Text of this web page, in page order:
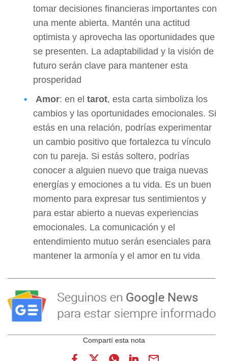
tomar decisiones financieras importantes con
una mente abierta. Mantén una actitud
optimista y aprovecha las oportunidades que
se presenten. La adaptabilidad y la visión de
futuro serán clave para mantener esta
prosperidad
Amor: en el tarot, esta carta simboliza los
cambios y las oportunidades emocionales. Si
estás en una relación, podrías experimentar
un cambio positivo que fortalezca tu vínculo
con tu pareja. Si estás soltero, podrías
conocer a alguien nuevo que traiga nuevas
energías y emociones a tu vida. Es un buen
momento para expresar tus sentimientos y
para estar abierto a nuevas experiencias
emocionales. La comunicación y el
entendimiento mutuo serán esenciales para
mantener la armonía y el amor en tu vida